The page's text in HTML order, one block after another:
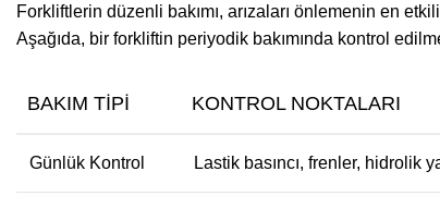
Forkliftlerin düzenli bakımı, arızaları önlemenin en
Aşağıda, bir forkliftin periyodik bakımında kontrol
BAKIM TIPI KONTROL NOKTALARI
Günlük Kontrol Lastik basıncı, frenler, hidrolik